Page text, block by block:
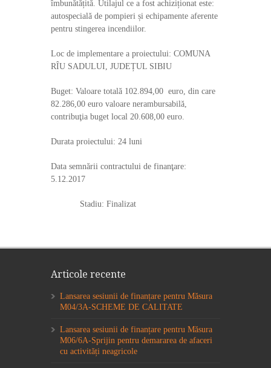
îmbunătățită. Utilajul ce a fost achiziționat este:
autospecială de pompieri și echipamente aferente
pentru stingerea incendiilor.
Loc de implementare a proiectului: COMUNA
RÎU SADULUI, JUDEȚUL SIBIU
Buget: Valoare totală 102.894,00 euro, din care
82.286,00 euro valoare nerambursabilă,
contribuţia buget local 20.608,00 euro.
Durata proiectului: 24 luni
Data semnării contractului de finanţare:
5.12.2017
Stadiu: Finalizat
Articole recente
Lansarea sesiunii de finanțare pentru Măsura
M04/3A-SCHEME DE CALITATE
Lansarea sesiunii de finanțare pentru Măsura
M06/6A-Sprijin pentru demararea de afaceri
cu activități neagricole